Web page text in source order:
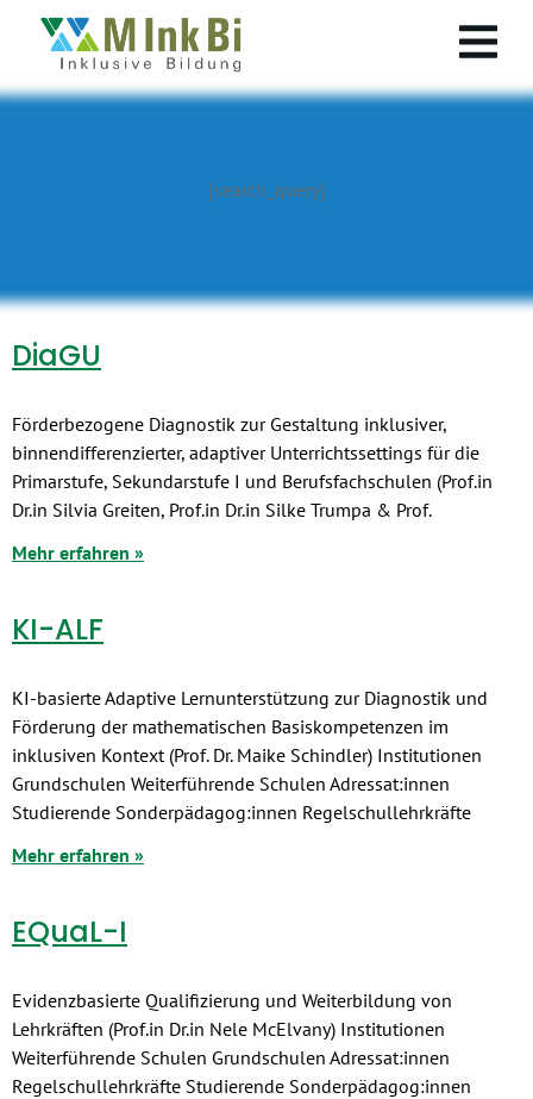
[search_query]
DiaGU
Förderbezogene Diagnostik zur Gestaltung inklusiver,
binnendifferenzierter, adaptiver Unterrichtssettings für die
Primarstufe, Sekundarstufe I und Berufsfachschulen (Prof.in
Dr.in Silvia Greiten, Prof.in Dr.in Silke Trumpa & Prof.
Mehr erfahren »
KI-ALF
KI-basierte Adaptive Lernunterstützung zur Diagnostik und
Förderung der mathematischen Basiskompetenzen im
inklusiven Kontext (Prof. Dr. Maike Schindler) Institutionen
Grundschulen Weiterführende Schulen Adressat:innen
Studierende Sonderpädagog:innen Regelschullehrkräfte
Mehr erfahren »
EQuaL-I
Evidenzbasierte Qualifizierung und Weiterbildung von
Lehrkräften (Prof.in Dr.in Nele McElvany) Institutionen
Weiterführende Schulen Grundschulen Adressat:innen
Regelschullehrkräfte Studierende Sonderpädagog:innen